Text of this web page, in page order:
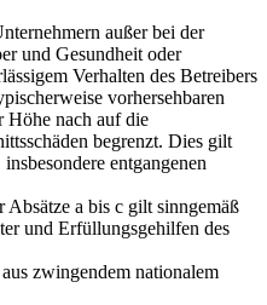
außer bei der
und Gesundheit oder
Verhalten des Betreibers
vorhersehbaren
Höhe nach auf die
begrenzt. Dies gilt
entgangenen
a bis c gilt sinngemäß
und Erfüllungsgehilfen des
zwingendem nationalem